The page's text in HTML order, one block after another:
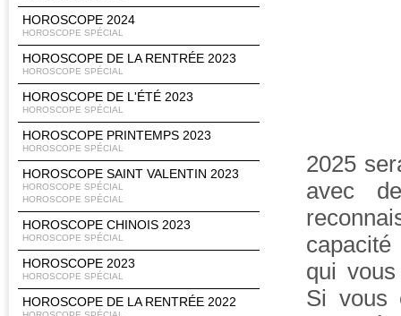
HOROSCOPE 2024
HOROSCOPE SPÉCIAL
HOROSCOPE DE LA RENTRÉE 2023
HOROSCOPE SPÉCIAL
HOROSCOPE DE L'ÉTÉ 2023
HOROSCOPE SPÉCIAL
HOROSCOPE PRINTEMPS 2023
HOROSCOPE SPÉCIAL
HOROSCOPE SAINT VALENTIN 2023
HOROSCOPE SPÉCIAL
HOROSCOPE SPÉCIAL
HOROSCOPE CHINOIS 2023
HOROSCOPE SPÉCIAL
HOROSCOPE 2023
HOROSCOPE SPÉCIAL
HOROSCOPE DE LA RENTRÉE 2022
2025
avec
qui
Si vous